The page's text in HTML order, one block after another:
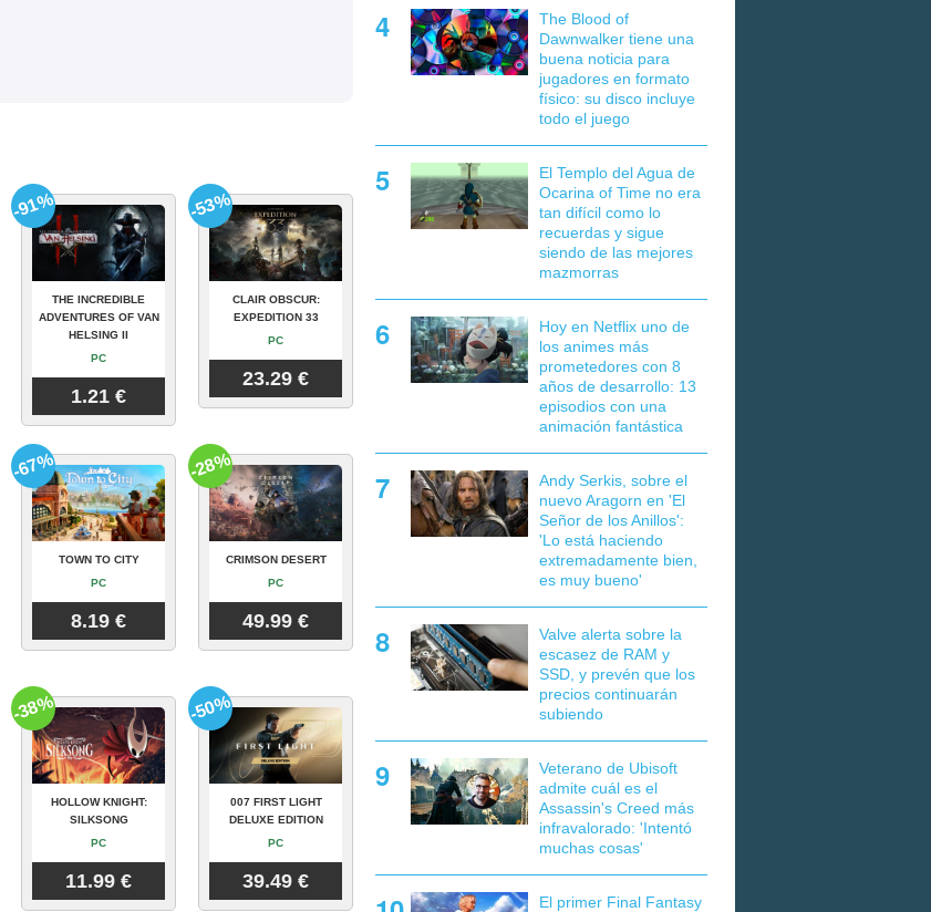
THE INCREDIBLE
ADVENTURES OF VAN
HELSING II
PC
1.21 €
-91%
CLAIR OBSCUR:
EXPEDITION 33
PC
23.29 €
-53%
TOWN TO CITY
PC
8.19 €
-67%
CRIMSON DESERT
PC
49.99 €
-28%
HOLLOW KNIGHT:
SILKSONG
PC
11.99 €
-38%
007 FIRST LIGHT
DELUXE EDITION
PC
39.49 €
-50%
The Blood of
Dawnwalker tiene una
buena noticia para
jugadores en formato
físico: su disco incluye
todo el juego
El Templo del Agua de
Ocarina of Time no era
tan difícil como lo
recuerdas y sigue
siendo de las mejores
mazmorras
Hoy en Netflix uno de
los animes más
prometedores con 8
años de desarrollo: 13
episodios con una
animación fantástica
Andy Serkis, sobre el
nuevo Aragorn en 'El
Señor de los Anillos':
'Lo está haciendo
extremadamente bien,
es muy bueno'
Valve alerta sobre la
escasez de RAM y
SSD, y prevén que los
precios continuarán
subiendo
Veterano de Ubisoft
admite cuál es el
Assassin's Creed más
infravalorado: 'Intentó
muchas cosas'
El primer Final Fantasy